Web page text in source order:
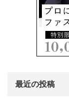
最近の投稿